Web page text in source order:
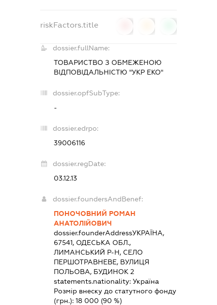
riskFactors.title
dossier.fullName:
ТОВАРИСТВО З ОБМЕЖЕНОЮ
ВІДПОВІДАЛЬНІСТЮ "УКР ЕКО"
dossier.opfSubType:
-
dossier.edrpo:
39006116
dossier.regDate:
03.12.13
dossier.foundersAndBenef:
ПОНОЧОВНИЙ РОМАН
АНАТОЛІЙОВИЧ
dossier.founderAddressУКРАЇНА,
67541, ОДЕСЬКА ОБЛ.,
ЛИМАНСЬКИЙ Р-Н, СЕЛО
ПЕРШОТРАВНЕВЕ, ВУЛИЦЯ
ПОЛЬОВА, БУДИНОК 2
statements.nationality: Україна
Розмір внеску до статутного фонду
(грн.): 18 000 (90 %)